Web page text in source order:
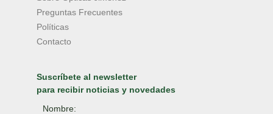
Preguntas Frecuentes
Políticas
Contacto
Suscríbete al newsletter
para recibir noticias y novedades
Nombre: